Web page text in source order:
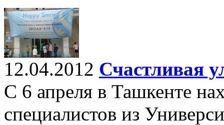
12.04.2012 Счастливая
С 6 апреля в Ташкенте
специалистов из